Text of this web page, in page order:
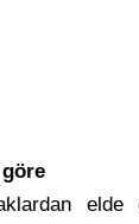
elde